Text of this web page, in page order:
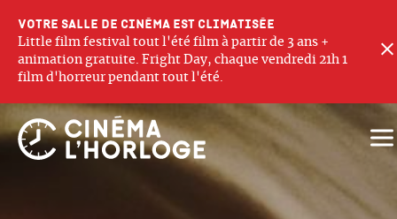
Votre salle de cinéma est climatisée
Little film festival tout l'été film à partir de 3 ans +
animation gratuite. Fright Day, chaque vendredi 21h 1
film d'horreur pendant tout l'été.